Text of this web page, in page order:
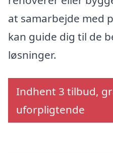
at samarbejde med
kan guide dig til de
løsninger.
Indhent 3 tilbud,
uforpligtende